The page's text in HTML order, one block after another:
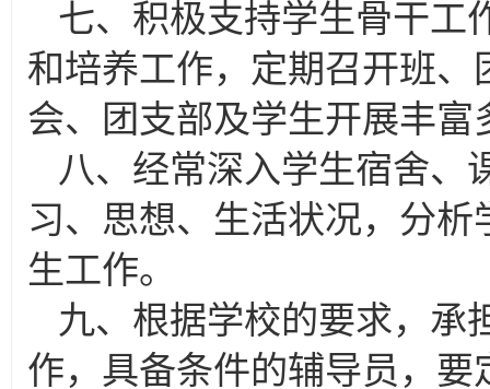
七、积极支持学生骨干工
和培养工作，定期召开班
会、团支部及学生开展丰
八、经常深入学生宿舍、
习、思想、生活状况，分
生工作。
九、根据学校的要求，承
作，具备条件的辅导员，